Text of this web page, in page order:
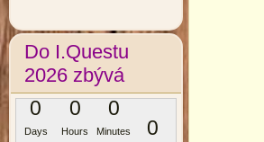
Do I.Questu
2026 zbývá
0
Days
0
Hours
0
Minutes 0